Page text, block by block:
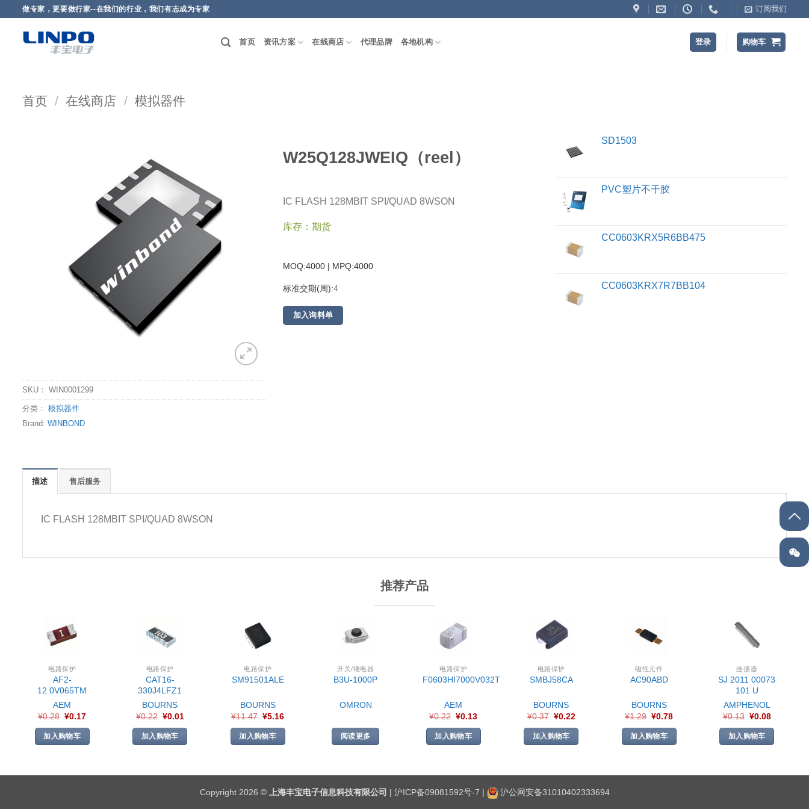
做专家，更要做行家--在我们的行业，我们有志成为专家 订阅我们
首页 资讯方案 在线商店 代理品牌 各地机构 登录 购物车
首页 / 在线商店 / 模拟器件
SKU： WIN0001299
分类： 模拟器件
Brand: WINBOND
W25Q128JWEIQ（reel）
IC FLASH 128MBIT SPI/QUAD 8WSON
库存：期货
MOQ:4000 | MPQ:4000
标准交期(周):4
加入询料单
SD1503
PVC塑片不干胶
CC0603KRX5R6BB475
CC0603KRX7R7BB104
描述 售后服务
IC FLASH 128MBIT SPI/QUAD 8WSON
推荐产品
电路保护
AF2-
12.0V065TM
AEM
¥0.28 ¥0.17
加入购物车
电路保护
CAT16-
330J4LFZ1
BOURNS
¥0.22 ¥0.01
加入购物车
电路保护
SM91501ALE
BOURNS
¥11.47 ¥5.16
加入购物车
开关/继电器
B3U-1000P
OMRON
阅读更多
电路保护
F0603HI7000V032T
AEM
¥0.22 ¥0.13
加入购物车
电路保护
SMBJ58CA
BOURNS
¥0.37 ¥0.22
加入购物车
磁性元件
AC90ABD
BOURNS
¥1.29 ¥0.78
加入购物车
连接器
SJ 2011 00073
101 U
AMPHENOL
¥0.13 ¥0.08
加入购物车
Copyright 2026 © 上海丰宝电子信息科技有限公司 | 沪ICP备09081592号-7 | 沪公网安备31010402333694